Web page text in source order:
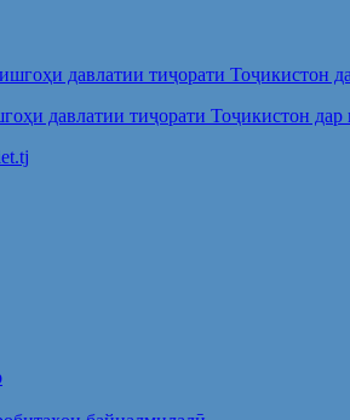
давлатии тиҷорати Тоҷикистон